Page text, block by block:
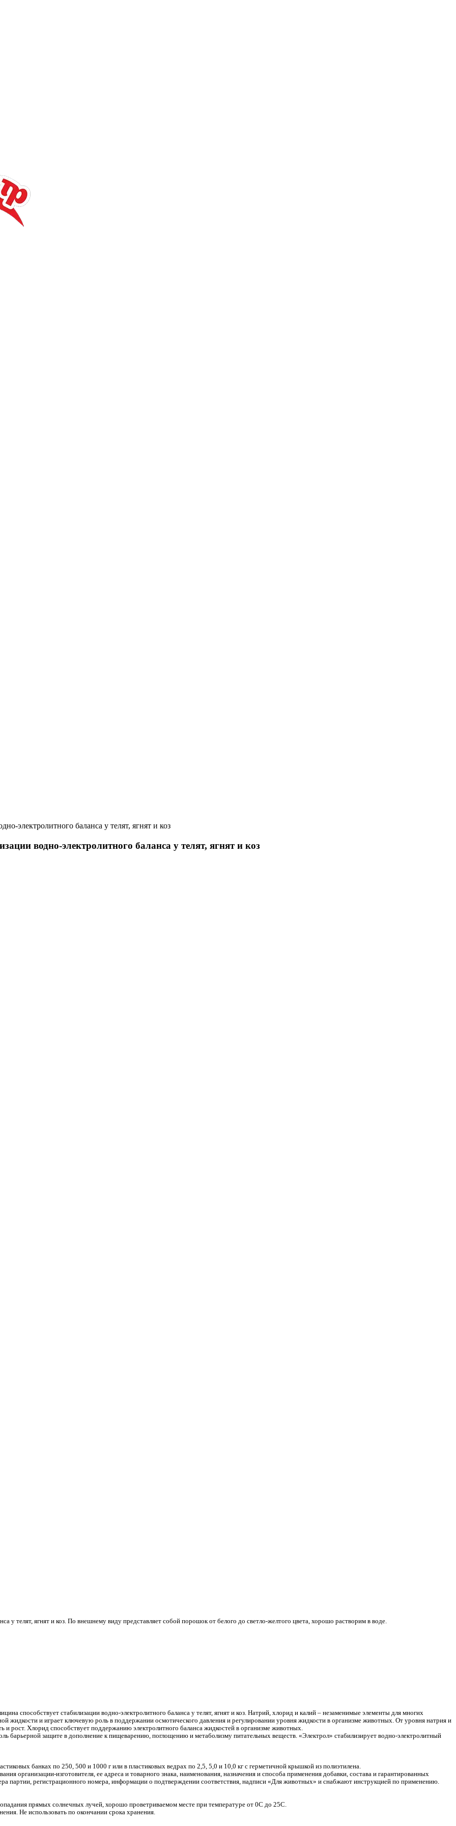
электролитного баланса у телят, ягнят и коз
водно-электролитного баланса у телят, ягнят и коз
у телят, ягнят и коз. По внешнему виду представляет собой порошок от белого до светло-желтого цвета, хорошо растворим в воде.
способствует стабилизации водно-электролитного баланса у телят, ягнят и коз. Натрий, хлорид и калий – незаменимые элементы для многих
жидкости и играет ключевую роль в поддержании осмотического давления и регулировании уровня жидкости в организме животных. От уровня натрия и
и рост. Хлорид способствует поддержанию электролитного баланса жидкостей в организме животных.
барьерной защите в дополнение к пищеварению, поглощению и метаболизму питательных веществ. «Электрол» стабилизирует водно-электролитный
банках по 250, 500 и 1000 г или в пластиковых ведрах по 2,5, 5,0 и 10,0 кг с герметичной крышкой из полиэтилена.
организации-изготовителя, ее адреса и товарного знака, наименования, назначения и способа применения добавки, состава и гарантированных
партии, регистрационного номера, информации о подтверждении соответствия, надписи «Для животных» и снабжают инструкцией по применению.
прямых солнечных лучей, хорошо проветриваемом месте при температуре от 0С до 25С.
Не использовать по окончании срока хранения.